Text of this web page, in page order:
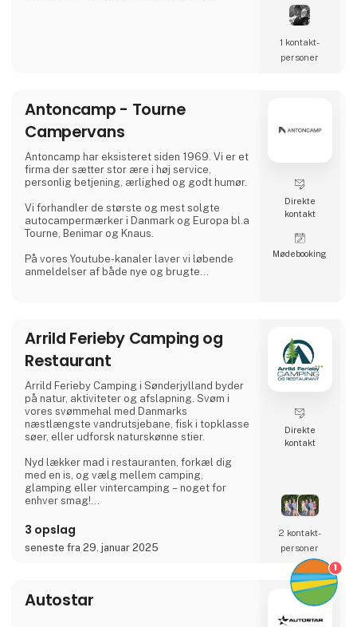
prestigefyldte priser for deres holdbare og
pålidelige produkter, der forbedrer
udendørsoplevelsen
1 kontakt­
personer
Antoncamp - Tourne
Campervans
Antoncamp har eksisteret siden 1969. Vi er et
firma der sætter stor ære i høj service,
personlig betjening, ærlighed og godt humør.
Vi forhandler de største og mest solgte
autocampermærker i Danmark og Europa bl.a
Tourne, Benimar og Knaus.
På vores Youtube-kanaler laver vi løbende
anmeldelser af både nye og brugte
Direkte
kontakt
Møde­booking
Arrild Ferieby Camping og
Restaurant
Arrild Ferieby Camping i Sønderjylland byder
på natur, aktiviteter og afslapning. Svøm i
vores svømmehal med Danmarks
næstlængste vandrutsjebane, fisk i topklasse
søer, eller udforsk naturskønne stier.
Nyd lækker mad i restauranten, forkæl dig
med en is, og vælg mellem camping,
glamping eller vintercamping – noget for
enhver smag!
Book din ferie og oplev ægte ferieidyl hos
Arrild Ferieby Camping!
3 opslag
seneste fra 29. januar 2025
Direkte
kontakt
2 kontakt­
personer
Autostar
1